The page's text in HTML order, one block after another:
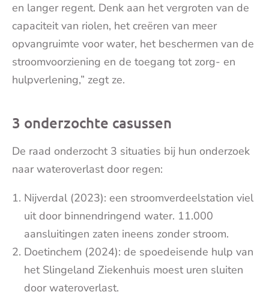
en langer regent. Denk aan het vergroten van de
capaciteit van riolen, het creëren van meer
opvangruimte voor water, het beschermen van de
stroomvoorziening en de toegang tot zorg- en
hulpverlening,” zegt ze.
3 onderzochte casussen
De raad onderzocht 3 situaties bij hun onderzoek
naar wateroverlast door regen:
Nijverdal (2023): een stroomverdeelstation viel
uit door binnendringend water. 11.000
aansluitingen zaten ineens zonder stroom.
Doetinchem (2024): de spoedeisende hulp van
het Slingeland Ziekenhuis moest uren sluiten
door wateroverlast.